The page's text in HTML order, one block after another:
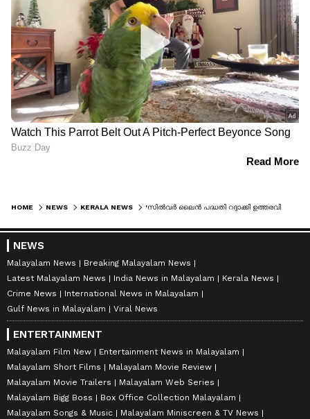
HOME NEWS KERALA NEWS
NEWS
Malayalam News
Breaking Malayalam News
Latest Malayalam News
India News in Malayalam
Kerala News
Crime News
International News in Malayalam
Gulf News in Malayalam
Viral News
ENTERTAINMENT
Malayalam Film New
Entertainment News in Malayalam
Malayalam Short Films
Malayalam Movie Review
Malayalam Movie Trailers
Malayalam Web Series
Malayalam Bigg Boss
Box Office Collection Malayalam
Malayalam Songs & Music
Malayalam Miniscreen & TV News